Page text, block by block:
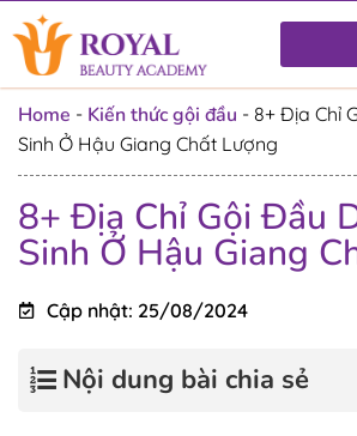
Home - Kiến thức gội đầu - 8+ Địa Chỉ
Sinh Ở Hậu Giang Chất Lượng
8+ Địa Chỉ Gội Đầu
Sinh Ở Hậu Giang
Cập nhật: 25/08/2024
Nội dung bài chia sẻ